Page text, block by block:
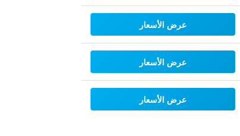
عرض الأسعار
عرض الأسعار
عرض الأسعار